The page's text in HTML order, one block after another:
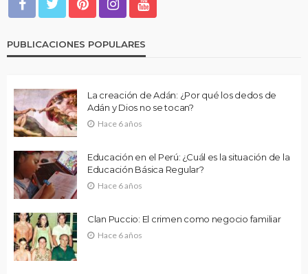
PUBLICACIONES POPULARES
La creación de Adán: ¿Por qué los dedos de
Adán y Dios no se tocan?
Hace 6 años
Educación en el Perú: ¿Cuál es la situación de la
Educación Básica Regular?
Hace 6 años
Clan Puccio: El crimen como negocio familiar
Hace 6 años